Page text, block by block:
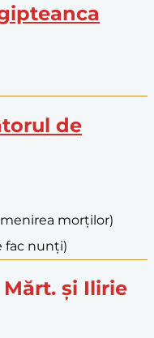
de
morților)
fac nunți)
Mărt. și Ilirie